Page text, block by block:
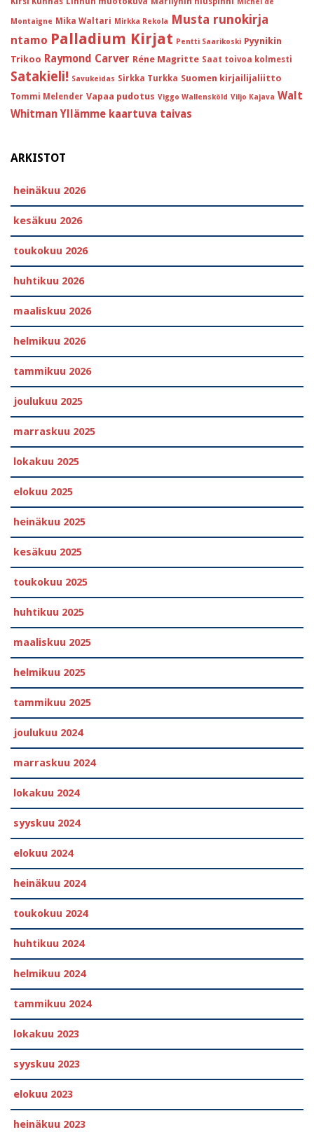
Montaigne Mika Waltari Mirkka Rekola Musta runokirja
ntamo Palladium Kirjat Pentti Saarikoski Pyynikin
Trikoo Raymond Carver Réne Magritte Saat toivoa kolmesti
Satakieli! Savukeidas Sirkka Turkka Suomen kirjailijaliitto
Tommi Melender Vapaa pudotus Viggo Wallensköld Viljo Kajava Walt
Whitman Yllämme kaartuva taivas
ARKISTOT
heinäkuu 2026
kesäkuu 2026
toukokuu 2026
huhtikuu 2026
maaliskuu 2026
helmikuu 2026
tammikuu 2026
joulukuu 2025
marraskuu 2025
lokakuu 2025
elokuu 2025
heinäkuu 2025
kesäkuu 2025
toukokuu 2025
huhtikuu 2025
maaliskuu 2025
helmikuu 2025
tammikuu 2025
joulukuu 2024
marraskuu 2024
lokakuu 2024
syyskuu 2024
elokuu 2024
heinäkuu 2024
toukokuu 2024
huhtikuu 2024
helmikuu 2024
tammikuu 2024
lokakuu 2023
syyskuu 2023
elokuu 2023
heinäkuu 2023